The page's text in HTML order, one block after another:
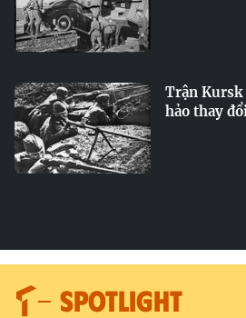
Trận Kursk
hảo thay
SPOTLIGHT